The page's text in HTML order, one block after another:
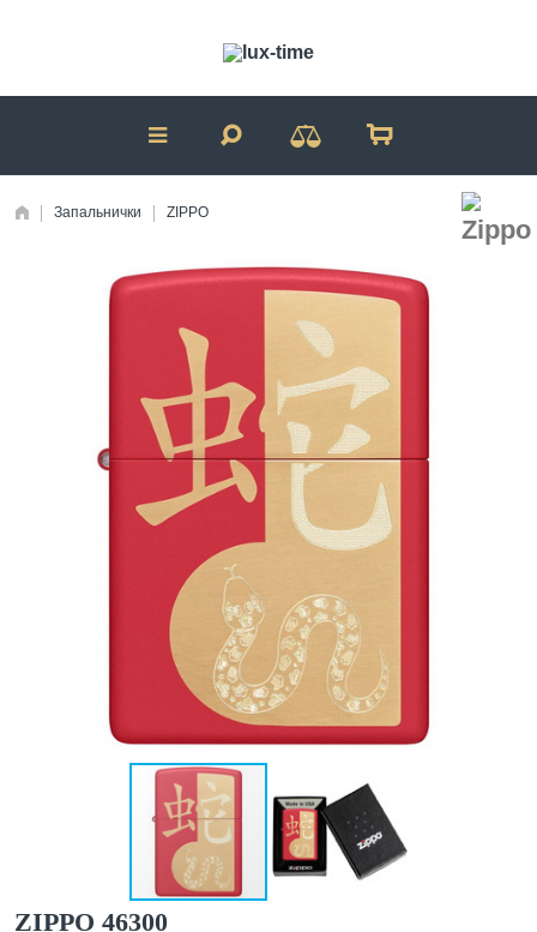
Запальнички ZIPPO
ZIPPO 46300